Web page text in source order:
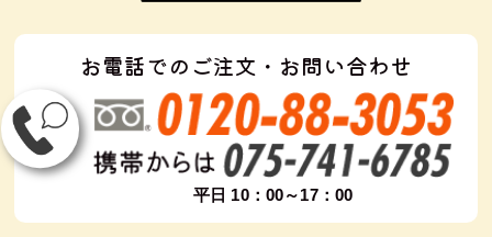
お電話でのご注文・お問い合わせ
平日 10：00～17：00